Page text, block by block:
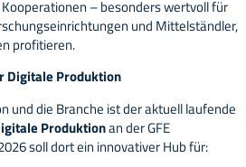
– besonders wertvoll für
und Mittelständler,
profitieren.
Digitale Produktion
und die Branche ist der aktuell laufende
Produktionan der GFE
soll dort ein innovativer Hub für: